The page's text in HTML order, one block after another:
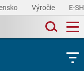
Výročie E-